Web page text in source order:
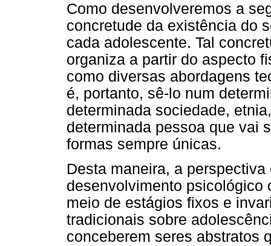
Como desenvolveremos a
concretude da existência do
cada adolescente. Tal
organiza a partir do aspecto
como diversas abordagens
é, portanto, sê-lo num
determinada sociedade,
determinada pessoa que vai
formas sempre únicas.
Desta maneira, a
desenvolvimento psicológico
meio de estágios fixos e
tradicionais sobre
conceberem seres abstratos